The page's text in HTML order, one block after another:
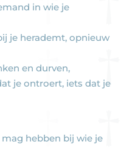
in wie je
je herademt, opnieuw
en durven,
je ontroert, iets dat je
hebben bij wie je